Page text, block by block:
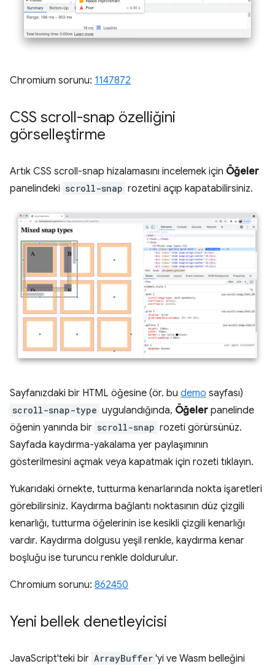
Chromium sorunu: 1147872
CSS scroll-snap özelliğini
görselleştirme
Artık CSS scroll-snap hizalamasını incelemek için Öğeler
panelindeki scroll-snap rozetini açıp kapatabilirsiniz.
Sayfanızdaki bir HTML öğesine (ör. bu demo sayfası)
scroll-snap-type uygulandığında, Öğeler panelinde
öğenin yanında bir scroll-snap rozeti görürsünüz.
Sayfada kaydırma-yakalama yer paylaşımının
gösterilmesini açmak veya kapatmak için rozeti tıklayın.
Yukarıdaki örnekte, tutturma kenarlarında nokta işaretleri
görebilirsiniz. Kaydırma bağlantı noktasının düz çizgili
kenarlığı, tutturma öğelerinin ise kesikli çizgili kenarlığı
vardır. Kaydırma dolgusu yeşil renkle, kaydırma kenar
boşluğu ise turuncu renkle doldurulur.
Chromium sorunu: 862450
Yeni bellek denetleyicisi
JavaScript'teki bir ArrayBuffer 'yi ve Wasm belleğini